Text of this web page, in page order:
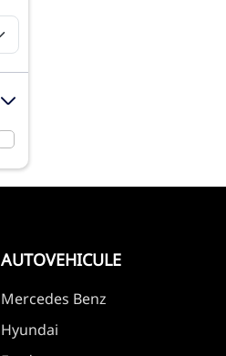
AUTOVEHICULE
Mercedes Benz
Hyundai